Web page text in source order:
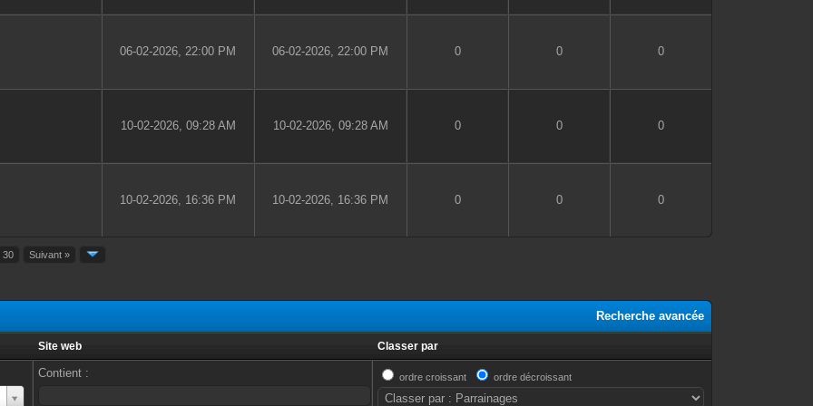
06-02-2026, 22:00 PM 06-02-2026, 22:00 PM 0 0 0
10-02-2026, 09:28 AM 10-02-2026, 09:28 AM 0 0 0
10-02-2026, 16:36 PM 10-02-2026, 16:36 PM 0 0 0
30 Suivant »
Recherche avancée
Site web Classer par
Contient : ordre croissant ordre décroissant